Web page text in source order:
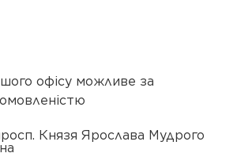
офісу можливе за
Князя Ярослава Мудрого